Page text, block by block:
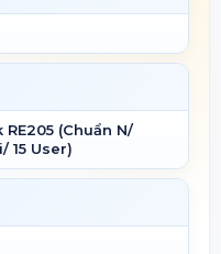
(Chuẩn N/
15 User)